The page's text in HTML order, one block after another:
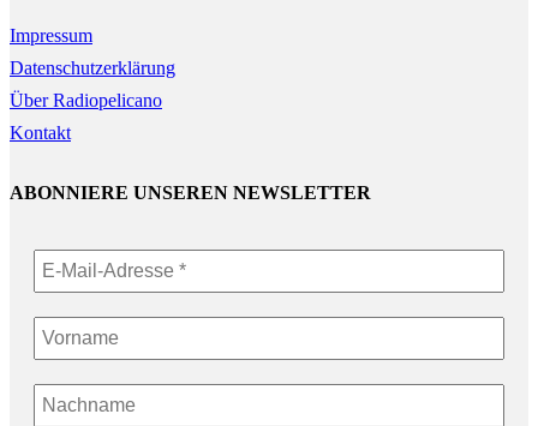
Impressum
Datenschutzerklärung
Über Radiopelicano
Kontakt
ABONNIERE UNSEREN NEWSLETTER